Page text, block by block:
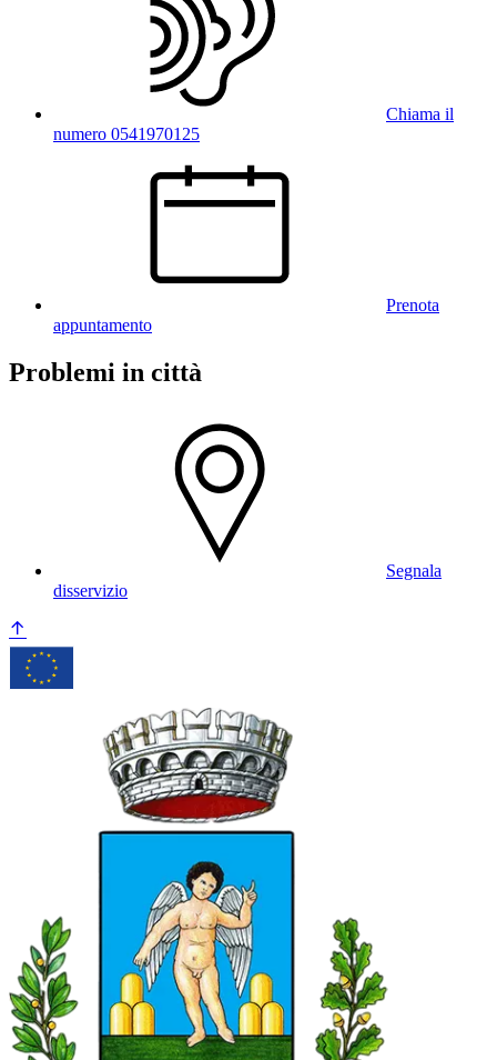
Chiama il
numero 0541970125
Prenota
appuntamento
Problemi in città
Segnala
disservizio